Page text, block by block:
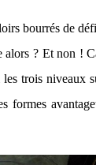
bourrés de
? Et non !
trois niveaux